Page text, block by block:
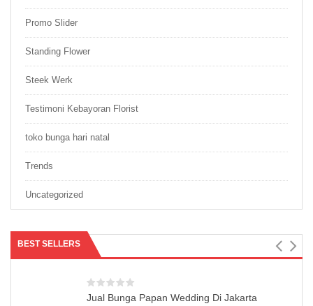
Promo Slider
Standing Flower
Steek Werk
Testimoni Kebayoran Florist
toko bunga hari natal
Trends
Uncategorized
BEST SELLERS
Jual Bunga Papan Wedding Di Jakarta